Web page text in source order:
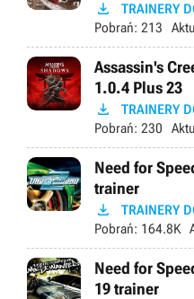
 TRAINERY
Pobrań: 213
Assassin's
1.0.4 Plus 23
 TRAINERY
Pobrań: 230
Need for
trainer
 TRAINERY
Pobrań: 164.8K
Need for
19 trainer